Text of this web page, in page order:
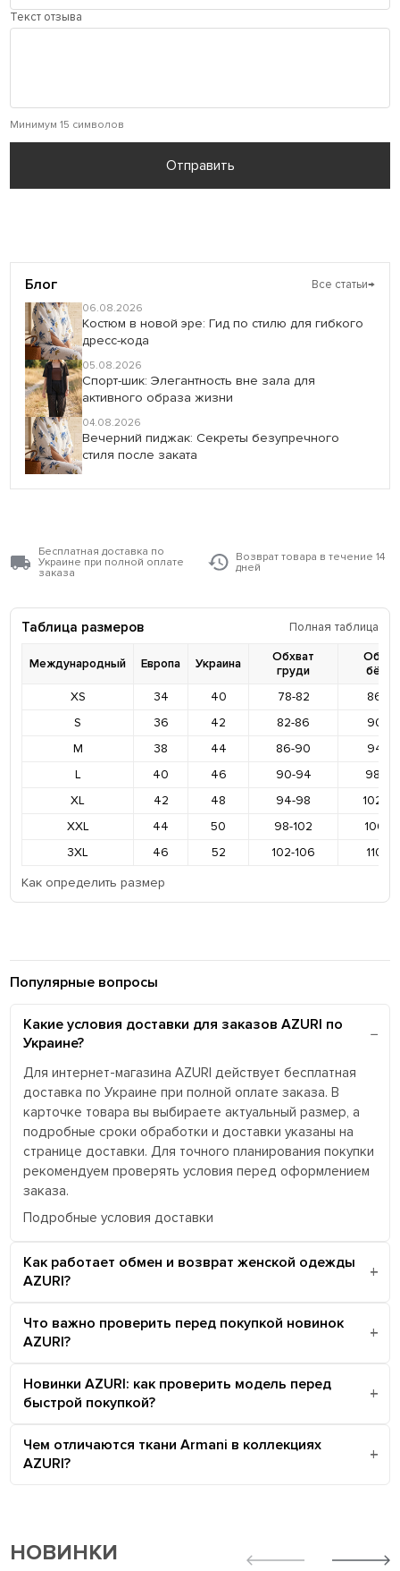
Текст отзыва
Минимум 15 символов
Отправить
Блог Все статьи→
06.08.2026
Костюм в новой эре: Гид по стилю для гибкого
дресс-кода
05.08.2026
Спорт-шик: Элегантность вне зала для
активного образа жизни
04.08.2026
Вечерний пиджак: Секреты безупречного
стиля после заката
Бесплатная доставка по
Украине при полной оплате
заказа
Возврат товара в течение 14
дней
Таблица размеров Полная таблица
Международный Европа Украина
Обхват
груди
XS
34 40 78-82
86-
S
36 42 82-86
90-
M
38 44 86-90
94-
L
40 46 90-94
98-
XL
42 48 94-98
102-
XXL
44 50 98-102
106-
3XL
46 52 102-106
110-
Как определить размер
Популярные вопросы
Какие условия доставки для заказов AZURI по
Украине?
Для интернет-магазина AZURI действует бесплатная
доставка по Украине при полной оплате заказа. В
карточке товара вы выбираете актуальный размер, а
подробные сроки обработки и доставки указаны на
странице доставки. Для точного планирования покупки
рекомендуем проверять условия перед оформлением
заказа.
Подробные условия доставки
Как работает обмен и возврат женской одежды
AZURI?
Что важно проверить перед покупкой новинок
AZURI?
Новинки AZURI: как проверить модель перед
быстрой покупкой?
Чем отличаются ткани Armani в коллекциях
AZURI?
НОВИНКИ